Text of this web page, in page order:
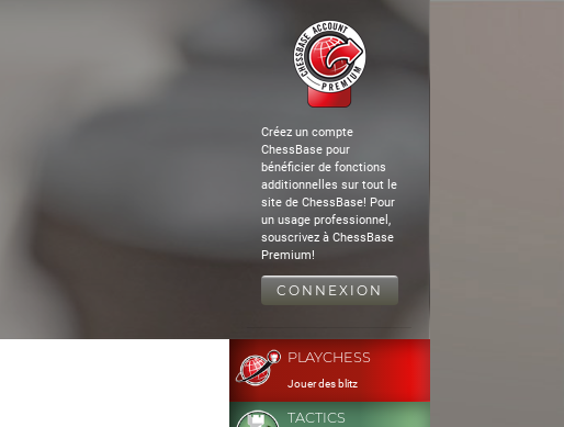
Créez un compte
ChessBase pour
bénéficier de fonctions
additionnelles sur tout le
site de ChessBase! Pour
un usage professionnel,
souscrivez à ChessBase
Premium!
CONNEXION
PLAYCHESS
Jouer des blitz
TACTICS